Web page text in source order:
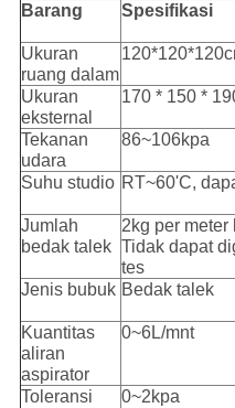
Barang
Spesifikasi
Ukuran
ruang dalam
Ukuran
eksternal
170 * 150 *
Tekanan
udara
86~106kpa
Suhu studio RT~60'C,
Jumlah
bedak talek
2kg per meter
Tidak dapat
tes
Jenis bubuk Bedak talek
Kuantitas
aliran
aspirator
0~6L/mnt
Toleransi 0~2kpa